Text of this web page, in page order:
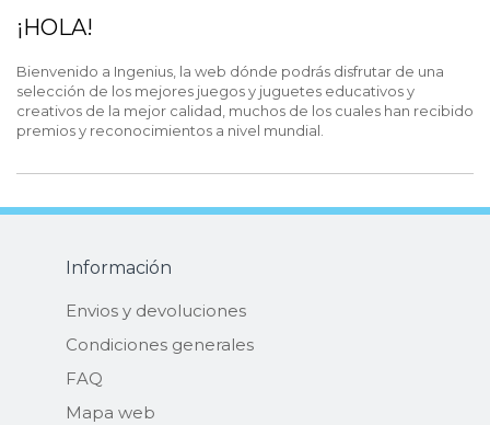
¡HOLA!
Bienvenido a Ingenius, la web dónde podrás disfrutar de una
selección de los mejores juegos y juguetes educativos y
creativos de la mejor calidad, muchos de los cuales han recibido
premios y reconocimientos a nivel mundial.
Información
Envios y devoluciones
Condiciones generales
FAQ
Mapa web